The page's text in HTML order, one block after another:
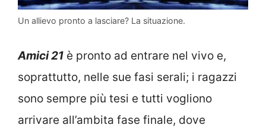
Un allievo pronto a lasciare? La situazione.
Amici 21 è pronto ad entrare nel vivo e,
soprattutto, nelle sue fasi serali; i ragazzi
sono sempre più tesi e tutti vogliono
arrivare all’ambita fase finale, dove